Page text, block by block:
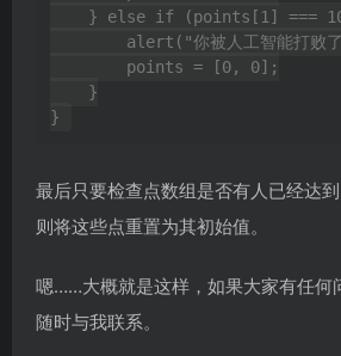
最后只要检查点数组是否有人已经达
则将这些点重置为其初始值。
嗯……大概就是这样，如果大家有任何
随时与我联系。